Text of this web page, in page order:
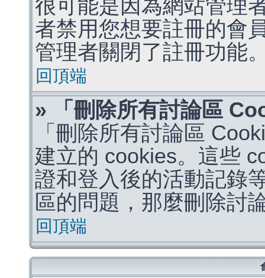
很可能是因為網站管理
者禁用您想要註冊的會
管理者關閉了註冊功能
回頂端
» 「刪除所有討論區
「刪除所有討論區
建立的 cookies。這些
證和登入後的活動記錄
區的問題，那麼刪除討
回頂端